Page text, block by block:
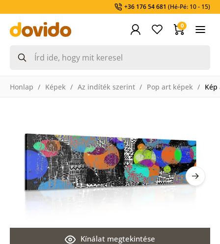
+36 176 54 681 (Hé-Pé: 10 - 15)
0
Honlap Képek Az indíték szerint Pop art képek
Kínálat megtekintése